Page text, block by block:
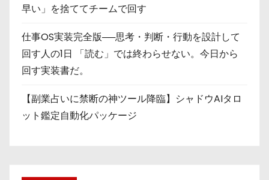
早い」を捨ててチームで回す
仕事OS実装完全版──思考・判断・行動を設計して
回す人の1日 「読む」では終わらせない。今日から
回す実装書だ。
【副業占いに禁断の神ツール降臨】シャドウAIタロ
ット鑑定自動化パッケージ